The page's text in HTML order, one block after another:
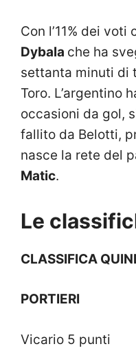
Con l’11% dei
Dybala che ha
settanta minuti di
Toro. L’argentino
occasioni da gol,
fallito da Belotti,
nasce la rete del
Matic.
Le
CLASSIFICA
PORTIERI
Vicario 5 punti